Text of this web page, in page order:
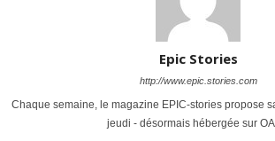
Epic Stories
http://www.epic.stories.com
Chaque semaine, le magazine EPIC-stories propose
jeudi - désormais hébergée sur